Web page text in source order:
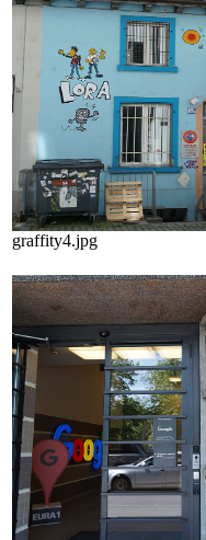
graffity4.jpg